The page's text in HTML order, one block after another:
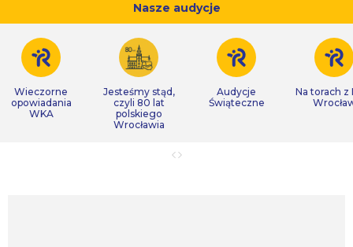
Nasze audycje
Wieczorne
opowiadania
WKA
Jesteśmy stąd,
czyli 80 lat
polskiego
Wrocławia
Audycje
Świąteczne
Na torach z